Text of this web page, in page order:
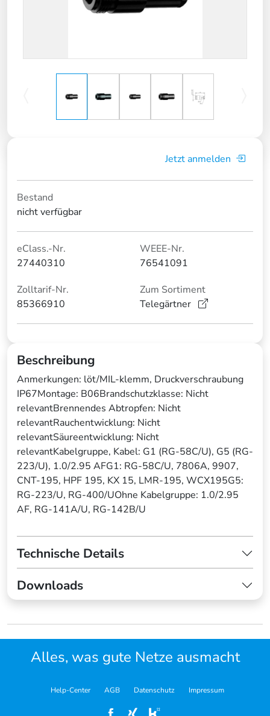
Jetzt anmelden
Bestand
nicht verfügbar
eClass.-Nr.
27440310
WEEE-Nr.
76541091
Zolltarif-Nr.
85366910
Zum Sortiment
Telegärtner
Beschreibung
Anmerkungen: löt/MIL-klemm, Druckverschraubung
IP67Montage: B06Brandschutzklasse: Nicht
relevantBrennendes Abtropfen: Nicht
relevantRauchentwicklung: Nicht
relevantSäureentwicklung: Nicht
relevantKabelgruppe, Kabel: G1 (RG-58C/U), G5 (RG-
223/U), 1.0/2.95 AFG1: RG-58C/U, 7806A, 9907,
CNT-195, HPF 195, KX 15, LMR-195, WCX195G5:
RG-223/U, RG-400/UOhne Kabelgruppe: 1.0/2.95
AF, RG-141A/U, RG-142B/U
Technische Details
Downloads
Alles, was gute Netze ausmacht
Help-Center AGB Datenschutz Impressum